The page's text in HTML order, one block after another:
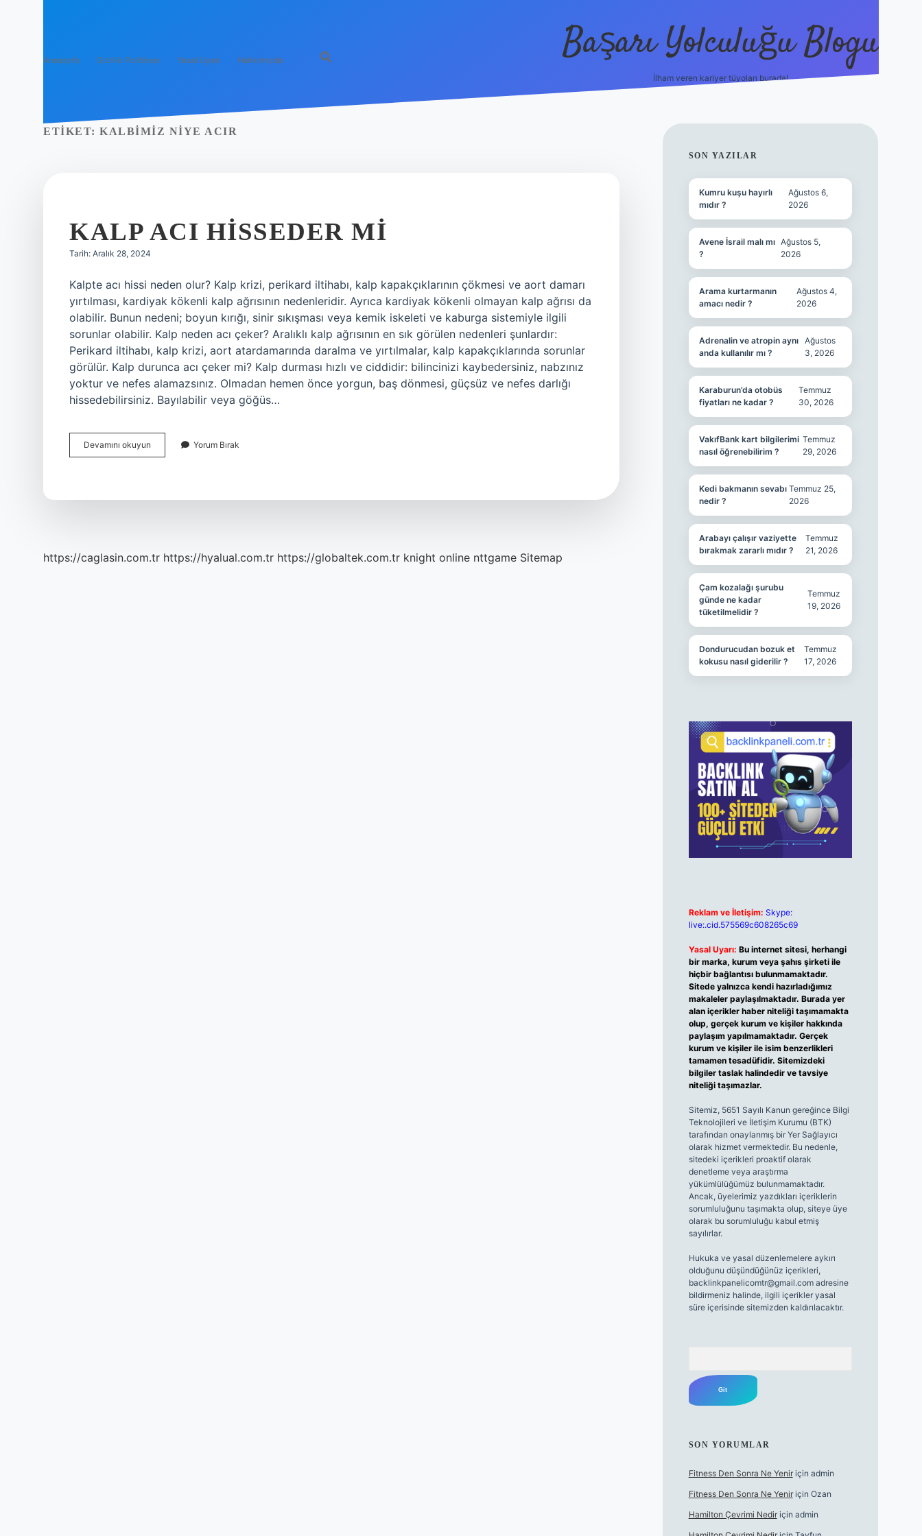
Anasayfa Gizlilik Politikası Yasal Uyarı Hakkımızda Başarı Yolculuğu Blogu
İlham veren kariyer tüyoları burada!
ETIKET: KALBIMIZ NIYE ACIR
KALP ACI HISSEDER MI
Tarih: Aralık 28, 2024
Kalpte acı hissi neden olur? Kalp krizi, perikard iltihabı, kalp kapakçıklarının çökmesi ve aort damarı
yırtılması, kardiyak kökenli kalp ağrısının nedenleridir. Ayrıca kardiyak kökenli olmayan kalp ağrısı da
olabilir. Bunun nedeni; boyun kırığı, sinir sıkışması veya kemik iskeleti ve kaburga sistemiyle ilgili
sorunlar olabilir. Kalp neden acı çeker? Aralıklı kalp ağrısının en sık görülen nedenleri şunlardır:
Perikard iltihabı, kalp krizi, aort atardamarında daralma ve yırtılmalar, kalp kapakçıklarında sorunlar
görülür. Kalp durunca acı çeker mi? Kalp durması hızlı ve ciddidir: bilincinizi kaybedersiniz, nabzınız
yoktur ve nefes alamazsınız. Olmadan hemen önce yorgun, baş dönmesi, güçsüz ve nefes darlığı
hissedebilirsiniz. Bayılabilir veya göğüs…
Devamını okuyun
Acı
Yorum Bırak
https://caglasin.com.tr https://hyalual.com.tr https://globaltek.com.tr knight online nttgame Sitemap
SIDEBAR
SON YAZILAR
Kumru kuşu hayırlı
mıdır ?
Ağustos 6,
2026
Avene İsrail malı mı
?
Ağustos 5,
2026
Arama kurtarmanın
amacı nedir ?
Ağustos 4,
2026
Adrenalin ve atropin aynı
anda kullanılır mı ?
Ağustos
3, 2026
Karaburun’da otobüs
fiyatları ne kadar ?
Temmuz
30, 2026
VakıfBank kart bilgilerimi
nasıl öğrenebilirim ?
Temmuz
29, 2026
Kedi bakmanın sevabı
nedir ?
Temmuz 25,
2026
Arabayı çalışır vaziyette
bırakmak zararlı mıdır ?
Temmuz
21, 2026
Çam kozalağı şurubu
günde ne kadar
tüketilmelidir ?
Temmuz
19, 2026
Dondurucudan bozuk et
kokusu nasıl giderilir ?
Temmuz
17, 2026
Reklam ve İletişim: Skype:
live:.cid.575569c608265c69
Yasal Uyarı: Bu internet sitesi, herhangi
bir marka, kurum veya şahıs şirketi ile
hiçbir bağlantısı bulunmamaktadır.
Sitede yalnızca kendi hazırladığımız
makaleler paylaşılmaktadır. Burada yer
alan içerikler haber niteliği taşımamakta
olup, gerçek kurum ve kişiler hakkında
paylaşım yapılmamaktadır. Gerçek
kurum ve kişiler ile isim benzerlikleri
tamamen tesadüfidir. Sitemizdeki
bilgiler taslak halindedir ve tavsiye
niteliği taşımazlar.
Sitemiz, 5651 Sayılı Kanun gereğince Bilgi
Teknolojileri ve İletişim Kurumu (BTK)
tarafından onaylanmış bir Yer Sağlayıcı
olarak hizmet vermektedir. Bu nedenle,
sitedeki içerikleri proaktif olarak
denetleme veya araştırma
yükümlülüğümüz bulunmamaktadır.
Ancak, üyelerimiz yazdıkları içeriklerin
sorumluluğunu taşımakta olup, siteye üye
olarak bu sorumluluğu kabul etmiş
sayılırlar.
Hukuka ve yasal düzenlemelere aykırı
olduğunu düşündüğünüz içerikleri,
backlinkpanelicomtr@gmail.comadresine
bildirmeniz halinde, ilgili içerikler yasal
süre içerisinde sitemizden kaldırılacaktır.
SON YORUMLAR
Fitness Den Sonra Ne Yeniriçin admin
Fitness Den Sonra Ne Yeniriçin Ozan
Hamilton Çevrimi Nediriçin admin
https://